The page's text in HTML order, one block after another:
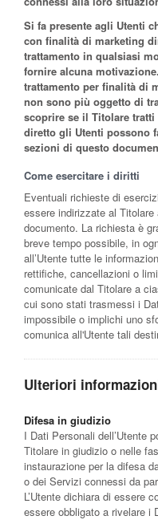
Si fa presente agli Utenti
con finalità di marketing
trattamento in qualsiasi
fornire alcuna
trattamento per finalità di
non sono più oggetto di
scoprire se il Titolare
diretto gli Utenti possono
sezioni di questo
Come esercitare i diritti
Eventuali richieste di
essere indirizzate al
documento. La richiesta è
breve tempo possibile, in
all’Utente tutte le
rettifiche, cancellazioni o
comunicate dal Titolare a
cui sono stati trasmessi i
impossibile o implichi uno
comunica all'Utente tali
Ulteriori
Difesa in giudizio
I Dati Personali dell’Utente
Titolare in giudizio o nelle
instaurazione per la difesa
o dei Servizi connessi da
L’Utente dichiara di essere
essere obbligato a rivelare i